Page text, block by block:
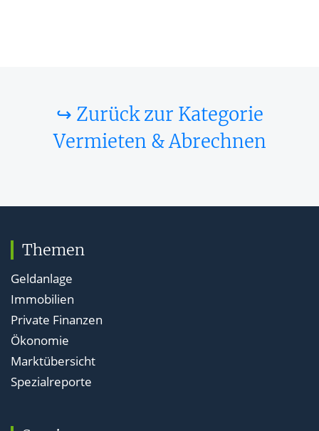
↪ Zurück zur Kategorie
Vermieten & Abrechnen
Themen
Geldanlage
Immobilien
Private Finanzen
Ökonomie
Marktübersicht
Spezialreporte